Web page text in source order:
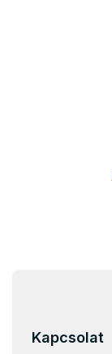
Kapcsolat